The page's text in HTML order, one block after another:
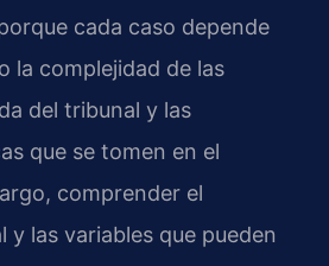
cada caso depende
la complejidad de las
del tribunal y las
que se tomen en el
comprender el
y las variables que pueden